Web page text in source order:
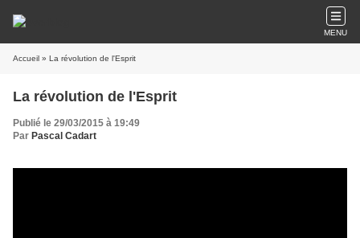
MENU
Accueil » La révolution de l'Esprit
La révolution de l'Esprit
Publié le 29/03/2015 à 19:49
Par Pascal Cadart